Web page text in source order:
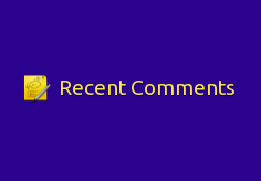
Recent Comments